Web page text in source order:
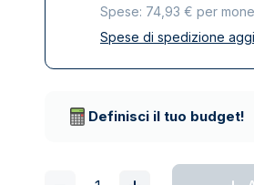
Spese: 74,93 € per
Tutte le tasse incluse
Spese di spedizione
Definisci il tuo budget!